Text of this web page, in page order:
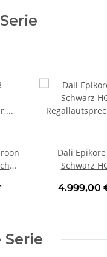
Dali
Schwarz
Stück |
4.999,00
Serie